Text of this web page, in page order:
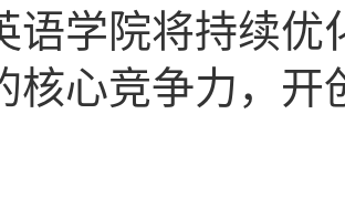
语学院将持续
核心竞争力，